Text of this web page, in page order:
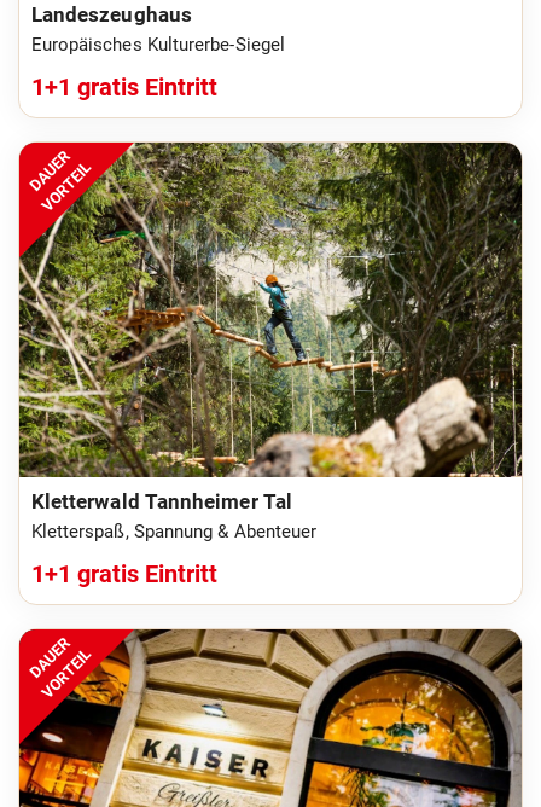
Landeszeughaus
Europäisches Kulturerbe-Siegel
1+1 gratis Eintritt
DAUER
VORTEIL
Kletterwald Tannheimer Tal
Kletterspaß, Spannung & Abenteuer
1+1 gratis Eintritt
DAUER
VORTEIL